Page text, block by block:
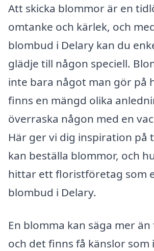
Att skicka blommor är en
omtanke och kärlek, och
blombud i Delary kan du
glädje till någon speciell.
inte bara något man gör på
finns en mängd olika
överraska någon med en
Här ger vi dig inspiration på
kan beställa blommor, och
hittar ett floristföretag som
blombud i Delary.
En blomma kan säga mer
och det finns få känslor som